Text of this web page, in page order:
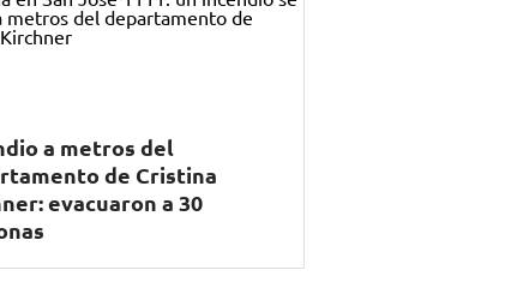
a metros del
de Cristina
evacuaron a 30